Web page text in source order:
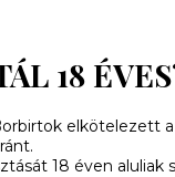
felszínük nyers,
rendszerint 10 –
18
elkötelezett
18 éven aluliak